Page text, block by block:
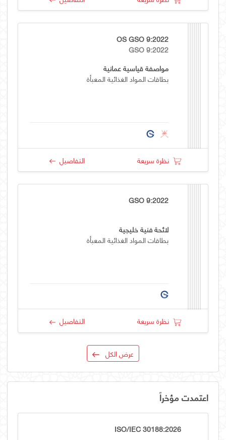
OS GSO 9:2022
GSO 9:2022
مواصفة قياسية عمانية
بطاقات المواد الغذائية المعبأة
نظرة سريعة التفاصيل
GSO 9:2022
لائحة فنية خليجية
بطاقات المواد الغذائية المعبأة
نظرة سريعة التفاصيل
عرض الكل
اعتمدت مؤخراً
ISO/IEC 30188:2026